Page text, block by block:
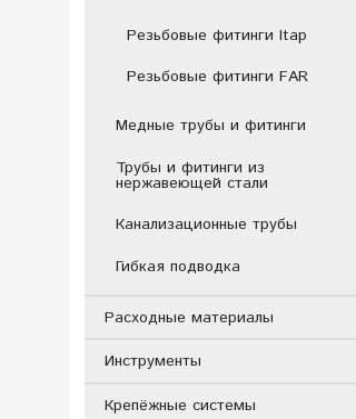
Резьбовые фитинги Itap
Резьбовые фитинги FAR
Медные трубы и фитинги
Трубы и фитинги из
нержавеющей стали
Канализационные трубы
Гибкая подводка
Расходные материалы
Инструменты
Крепёжные системы